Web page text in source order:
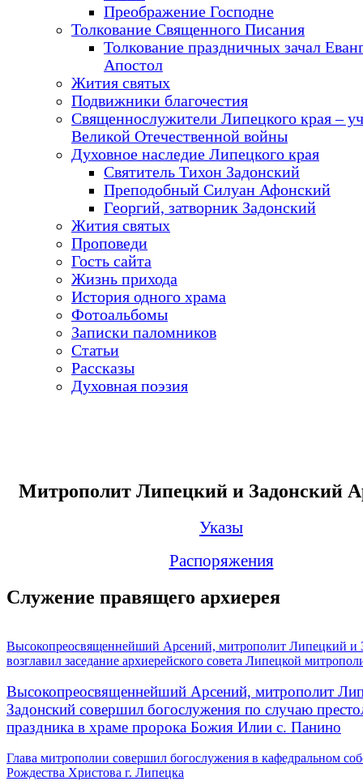
Преображение Господне
Толкование Священного Писания
Толкование праздничных зачал
Апостол
Жития святых
Подвижники благочестия
Священнослужители Липецкого края –
Великой Отечественной войны
Духовное наследие Липецкого края
Святитель Тихон Задонский
Преподобный Силуан Афонский
Георгий, затворник Задонский
Жития святых
Проповеди
Гость сайта
Жизнь прихода
История одного храма
Фотоальбомы
Записки паломников
Статьи
Рассказы
Духовная поэзия
Митрополит Липецкий и Задонский
Указы
Распоряжения
Служение правящего архиерея
Высокопреосвященнейший Арсений, митрополит Липецкий и
возглавил заседание архиерейского совета Липецкой
Высокопреосвященнейший Арсений, митрополит
Задонский совершил богослужения по случаю
праздника в храме пророка Божия Илии с. Панино
Глава митрополии совершил богослужения в кафедральном
Рождества Христова г. Липецка